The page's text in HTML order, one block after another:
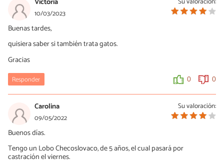
10/03/2023
Buenas tardes,
quisiera saber si también trata gatos.
Gracias
Responder 0 0
Su valoración:
Carolina
09/05/2022
Buenos días.
Tengo un Lobo Checoslovaco, de 5 años, el cual pasará por
castración el viernes.